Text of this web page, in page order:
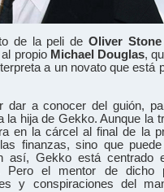
de la peli deOliver Stone
propio Michael Douglas,
a un novato que está
dar a conocer del guión,
hija de Gekko. Aunque la
en la cárcel al final de la
finanzas, sino que
así, Gekko está centrado
el mentor de dicho
y conspiraciones del